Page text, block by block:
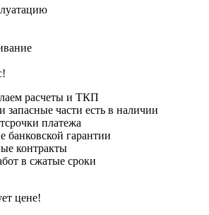
расчеты и ТКП
запасные части есть в наличии
платежа
банковской гарантии
контракты
в сжатые сроки
цене!